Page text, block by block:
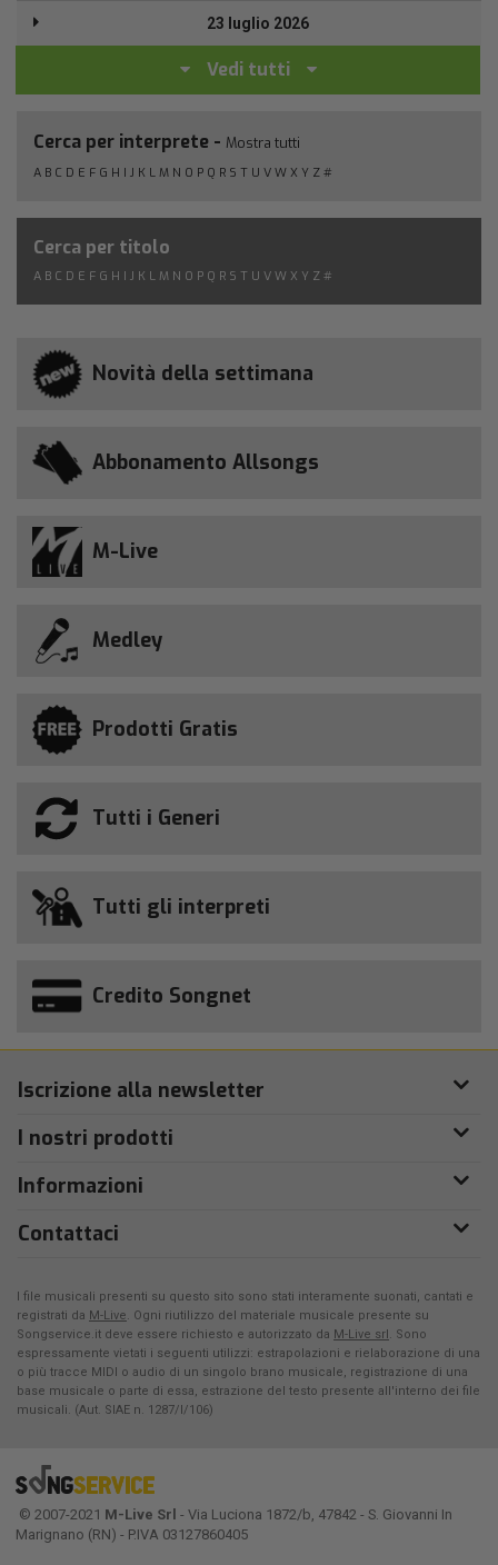
23 luglio 2026
Vedi tutti
Cerca per interprete - Mostra tutti
A B C D E F G H I J K L M N O P Q R S T U V W X Y Z #
Cerca per titolo
A B C D E F G H I J K L M N O P Q R S T U V W X Y Z #
Novità della settimana
Abbonamento Allsongs
M-Live
Medley
Prodotti Gratis
Tutti i Generi
Tutti gli interpreti
Credito Songnet
Iscrizione alla newsletter
I nostri prodotti
Informazioni
Contattaci
I file musicali presenti su questo sito sono stati interamente suonati, cantati e
registrati da M-Live. Ogni riutilizzo del materiale musicale presente su
Songservice.it deve essere richiesto e autorizzato da M-Live srl. Sono
espressamente vietati i seguenti utilizzi: estrapolazioni e rielaborazione di una
o più tracce MIDI o audio di un singolo brano musicale, registrazione di una
base musicale o parte di essa, estrazione del testo presente all'interno dei file
musicali. (Aut. SIAE n. 1287/I/106)
© 2007-2021 M-Live Srl - Via Luciona 1872/b, 47842 - S. Giovanni In
Marignano (RN) - P.IVA 03127860405